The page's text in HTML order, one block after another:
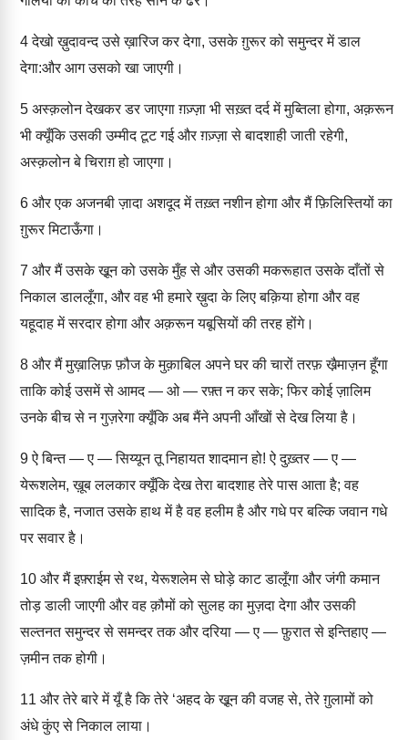
4देखो ख़ुदावन्द उसे ख़ारिज कर देगा, उसके ग़ुरूर को समुन्दर में डाल
देगा:और आग उसको खा जाएगी।
5 अस्क़लोन देखकर डर जाएगा ग़ज़्ज़ा भी सख़्त दर्द में मुब्तिला होगा, अक़रून
भी क्यूँकि उसकी उम्मीद टूट गई और ग़ज़्ज़ा से बादशाही जाती रहेगी,
अस्क़लोन बे चिराग़ हो जाएगा।
6 और एक अजनबी ज़ादा अशदूद में तख़्त नशीन होगा और मैं फ़िलिस्तियों का
ग़ुरूर मिटाऊँगा।
7 और मैं उसके खू़न को उसके मुँह से और उसकी मकरूहात उसके दाँतों से
निकाल डाललूँगा, और वह भी हमारे ख़ुदा के लिए बक़िया होगा और वह
यहूदाह में सरदार होगा और अक़रून यबूसियों की तरह होंगे।
8 और मैं मुख़ालिफ़ फ़ौज के मुक़ाबिल अपने घर की चारों तरफ़ खै़माज़न हूँगा
ताकि कोई उसमें से आमद — ओ — रफ़्त न कर सके; फिर कोई ज़ालिम
उनके बीच से न गुज़रेगा क्यूँकि अब मैंने अपनी आँखों से देख लिया है।
9ऐ बिन्त — ए — सिय्यून तू निहायत शादमान हो! ऐ दुख़्तर — ए —
येरूशलेम, ख़ूब ललकार क्यूँकि देख तेरा बादशाह तेरे पास आता है; वह
सादिक है, नजात उसके हाथ में है वह हलीम है और गधे पर बल्कि जवान गधे
पर सवार है।
10 और मैं इफ़्राईम से रथ, येरूशलेम से घोड़े काट डालूँगा और जंगी कमान
तोड़ डाली जाएगी और वह क़ौमों को सुलह का मुज़दा देगा और उसकी
सल्तनत समुन्दर से समन्दर तक और दरिया — ए — फ़ुरात से इन्तिहाए —
ज़मीन तक होगी।
11 और तेरे बारे में यूँ है कि तेरे ‘अहद के खू़न की वजह से, तेरे ग़ुलामों को
अंधे कुंए से निकाल लाया।